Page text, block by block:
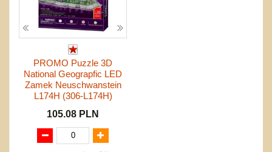
PROMO Puzzle 3D
National Geograpfic LED
Zamek Neuschwanstein
L174H (306-L174H)
105.08 PLN